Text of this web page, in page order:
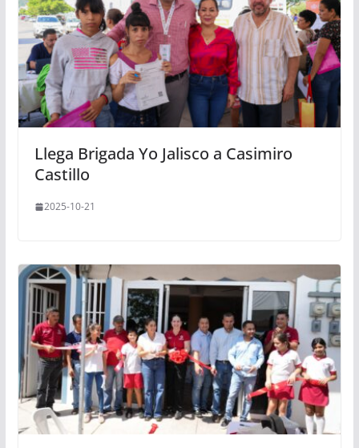
Llega Brigada Yo Jalisco a Casimiro
Castillo
2025-10-21